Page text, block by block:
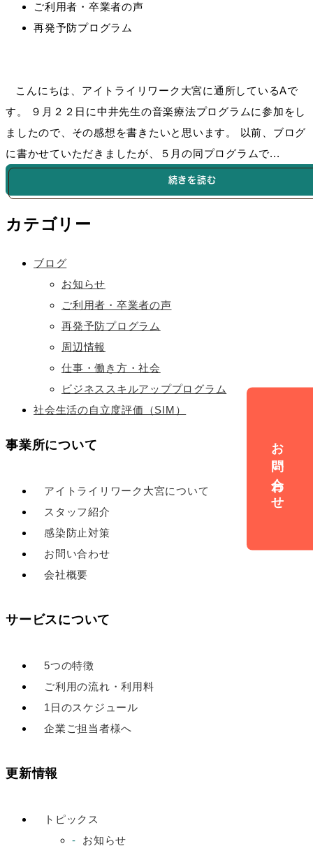
ご利用者・卒業者の声
再発予防プログラム
こんにちは、アイトライリワーク大宮に通所しているAで
す。 ９月２２日に中井先生の音楽療法プログラムに参加をし
ましたので、その感想を書きたいと思います。 以前、ブログ
に書かせていただきましたが、５月の同プログラムで...
続きを読む
カテゴリー
ブログ
お知らせ
ご利用者・卒業者の声
再発予防プログラム
周辺情報
仕事・働き方・社会
ビジネススキルアッププログラム
社会生活の自立度評価（SIM）
事業所について
アイトライリワーク大宮について
スタッフ紹介
感染防止対策
お問い合わせ
会社概要
サービスについて
5つの特徴
ご利用の流れ・利用料
1日のスケジュール
企業ご担当者様へ
更新情報
トピックス
お知らせ
お問い合わせ